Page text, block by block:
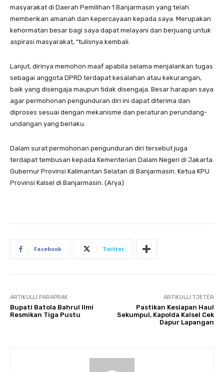
masyarakat di Daerah Pemilihan 1 Banjarmasin yang telah
memberikan amanah dan kepercayaan kepada saya. Merupakan
kehormatan besar bagi saya dapat melayani dan berjuang untuk
aspirasi masyarakat, “tulisnya kembali.
Lanjut, dirinya memohon maaf apabila selama menjalankan tugas
sebagai anggota DPRD terdapat kesalahan atau kekurangan,
baik yang disengaja maupun tidak disengaja. Besar harapan saya
agar permohonan pengunduran diri ini dapat diterima dan
diproses sesuai dengan mekanisme dan peraturan perundang-
undangan yang berlaku.
Dalam surat permohonan pengunduran diri tersebut juga
terdapat tembusan kepada Kementerian Dalam Negeri di Jakarta.
Gubernur Provinsi Kalimantan Selatan di Banjarmasin. Ketua KPU
Provinsi Kalsel di Banjarmasin. (Arya)
Facebook Twitter
ARTIKULLI PARAPRAK
Bupati Batola Bahrul Ilmi
Resmikan Tiga Pustu
ARTIKULLI TJETËR
Pastikan Kesiapan Haul
Sekumpul, Kapolda Kalsel Cek
Dapur Lapangan